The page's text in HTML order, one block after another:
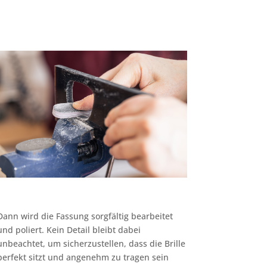
wird die Fassung sorgfältig bearbeitet
poliert. Kein Detail bleibt dabei
um sicherzustellen, dass die Brille
sitzt und angenehm zu tragen sein